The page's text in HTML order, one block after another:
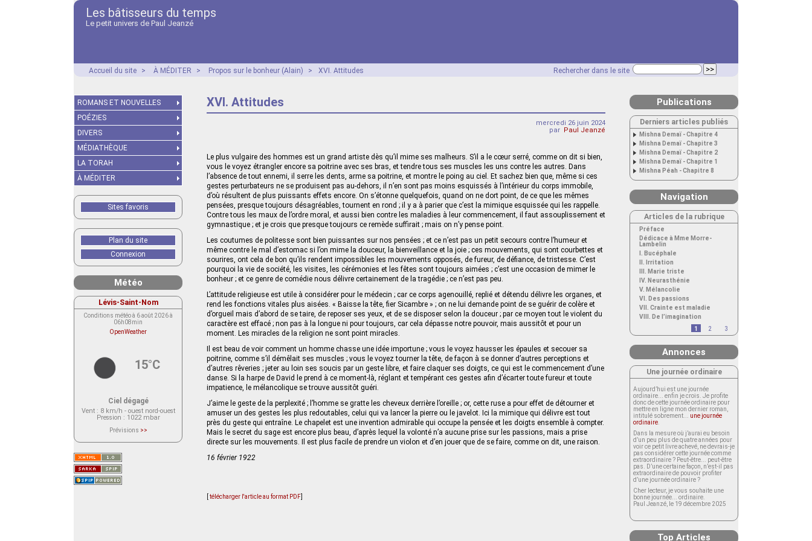
Les bâtisseurs du temps
Le petit univers de Paul Jeanzé
Rechercher dans le site
Accueil du site > À MÉDITER > Propos sur le bonheur (Alain) > XVI. Attitudes
XVI. Attitudes
mercredi 26 juin 2024
par Paul Jeanzé
Le plus vulgaire des hommes est un grand artiste dès qu’il mime ses malheurs. S’il a le cœur serré, comme on dit si bien,
vous le voyez étrangler encore sa poitrine avec ses bras, et tendre tous ses muscles les uns contre les autres. Dans
l’absence de tout ennemi, il serre les dents, arme sa poitrine, et montre le poing au ciel. Et sachez bien que, même si ces
gestes perturbateurs ne se produisent pas au-dehors, il n’en sont pas moins esquissés à l’intérieur du corps immobile,
d’où résultent de plus puissants effets encore. On s’étonne quelquefois, quand on ne dort point, de ce que les mêmes
pensées, presque toujours désagréables, tournent en rond ; il y a à parier que c’est la mimique esquissée qui les rappelle.
Contre tous les maux de l’ordre moral, et aussi bien contre les maladies à leur commencement, il faut assouplissement et
gymnas­tique ; et je crois que presque toujours ce remède suffirait ; mais on n’y pense point.
Les coutumes de politesse sont bien puissantes sur nos pensées ; et ce n’est pas un petit secours contre l’humeur et
même contre le mal d’estomac si l’on mime la douceur, la bienveillance et la joie ; ces mouvements, qui sont cour­bettes et
sourires, ont cela de bon qu’ils rendent impossibles les mouvements opposés, de fureur, de défiance, de tristesse. C’est
pourquoi la vie de société, les visites, les cérémonies et les fêtes sont toujours aimées ; c’est une occasion de mimer le
bonheur ; et ce genre de comédie nous délivre certainement de la tragédie ; ce n’est pas peu.
L’attitude religieuse est utile à considérer pour le médecin ; car ce corps agenouillé, replié et détendu délivre les organes, et
rend les fonctions vitales plus aisées. « Baisse la tête, fier Sicambre » ; on ne lui demande point de se guérir de colère et
d’orgueil mais d’abord de se taire, de reposer ses yeux, et de se disposer selon la douceur ; par ce moyen tout le violent du
caractère est effacé ; non pas à la longue ni pour toujours, car cela dépasse notre pouvoir, mais aussitôt et pour un
moment. Les miracles de la religion ne sont point miracles.
Il est beau de voir comment un homme chasse une idée importune ; vous le voyez hausser les épaules et secouer sa
poitrine, comme s’il démêlait ses muscles ; vous le voyez tourner la tête, de façon à se donner d’autres perceptions et
d’autres rêveries ; jeter au loin ses soucis par un geste libre, et faire claquer ses doigts, ce qui est le commencement d’une
danse. Si la harpe de David le prend à ce moment-là, réglant et tempérant ces gestes afin d’écar­ter toute fureur et toute
impatience, le mélancolique se trouve aussitôt guéri.
J’aime le geste de la perplexité ; l’homme se gratte les cheveux derrière l’oreille ; or, cette ruse a pour effet de détourner et
amuser un des gestes les plus redoutables, celui qui va lancer la pierre ou le javelot. Ici la mimique qui délivre est tout
près du geste qui entraîne. Le chapelet est une invention admi­rable qui occupe la pensée et les doigts ensemble à compter.
Mais le secret du sage est encore plus beau, d’après lequel la volonté n’a aucune prise sur les passions, mais a prise
directe sur les mouvements. Il est plus facile de prendre un violon et d’en jouer que de se faire, comme on dit, une raison.
16 février 1922
télécharger l'article au format PDF
ROMANS ET NOUVELLES
POÉZIES
DIVERS
MÉDIATHÈQUE
LA TORAH
À MÉDITER
Sites favoris
Plan du site
Connexion
Météo
Lévis-Saint-Nom
Conditions météo à 6 août 2026 à
06h08min
OpenWeather
15°C
Ciel dégagé
Vent: 8 km/h - ouest nord-ouest
Pression : 1022 mbar
Prévisions >>
actuellement aucune prévision
Saint-Nom.
Veuillez consulter le message du
service ci-dessous.
(401 - Invalid API key. Please see
https://openweathermap.org/faq#error401
Publications
Derniers articles publiés
Mishna Demaï - Chapitre 4
Mishna Demaï - Chapitre 3
Mishna Demaï - Chapitre 2
Mishna Demaï - Chapitre 1
Mishna Péah - Chapitre 8
Navigation
Articles de la rubrique
Préface
Dédicace à Mme Morre-
Lambelin
I. Bucéphale
II. Irritation
III. Marie triste
IV. Neurasthénie
V. Mélancolie
VI. Des passions
VII. Crainte est maladie
VIII. De l’imagination
1
2 3
Annonces
Une journée ordinaire
Aujourd’hui est une journée
ordinaire... enfin je crois. Je profite
donc de cette journée ordinaire pour
mettre en ligne mon dernier roman,
intitulé sobrement... une journée
ordinaire
Dans la mesure où j’aurai eu besoin
d’un peu plus de quatre années pour
voir ce petit livre achevé, ne devrais-je
pas considérer cette journée comme
extraordinaire ? Peut-être... peut-être
pas. D’une certaine façon, n’est-il pas
extraordinaire de pouvoir profiter
d’une journée ordinaire ?
Cher lecteur, je vous souhaite une
bonne journée... ordinaire.
Paul Jeanzé, le 19 décembre 2025
Top Articles